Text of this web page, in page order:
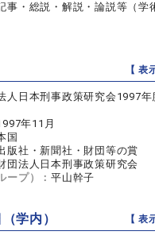
事・総説・解説・論説等（学
【
人日本刑事政策研究会1997年
年11月
国
版社・新聞社・財団等の賞
団法人日本刑事政策研究会
ープ）：平山幹子
学内） 【